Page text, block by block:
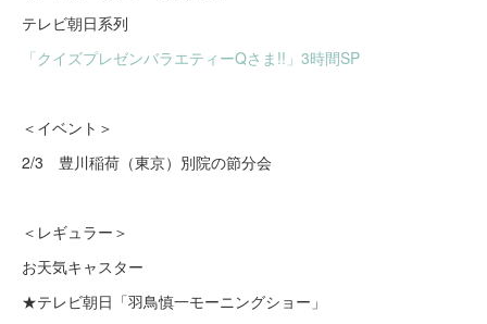
テレビ朝日系列
「クイズプレゼンバラエティーQさま!!」3時間SP
＜イベント＞
2/3 豊川稲荷（東京）別院の節分会
＜レギュラー＞
お天気キャスター
★テレビ朝日「羽鳥慎一モーニングショー」